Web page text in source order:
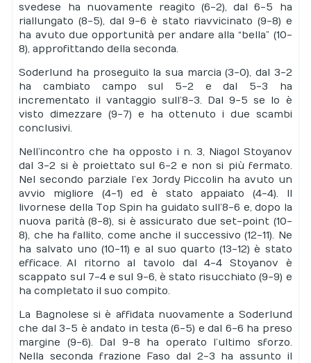
svedese ha nuovamente reagito (6-2), dal 6-5 ha
riallungato (8-5), dal 9-6 è stato riavvicinato (9-8) e
ha avuto due opportunità per andare alla “bella” (10-
8), approfittando della seconda.
Soderlund ha proseguito la sua marcia (3-0), dal 3-2
ha cambiato campo sul 5-2 e dal 5-3 ha
incrementato il vantaggio sull’8-3. Dal 9-5 se lo è
visto dimezzare (9-7) e ha ottenuto i due scambi
conclusivi.
Nell’incontro che ha opposto i n. 3, Niagol Stoyanov
dal 3-2 si è proiettato sul 6-2 e non si più fermato.
Nel secondo parziale l’ex Jordy Piccolin ha avuto un
avvio migliore (4-1) ed è stato appaiato (4-4). Il
livornese della Top Spin ha guidato sull’8-6 e, dopo la
nuova parità (8-8), si è assicurato due set-point (10-
8), che ha fallito, come anche il successivo (12-11). Ne
ha salvato uno (10-11) e al suo quarto (13-12) è stato
efficace. Al ritorno al tavolo dal 4-4 Stoyanov è
scappato sul 7-4 e sul 9-6, è stato risucchiato (9-9) e
ha completato il suo compito.
La Bagnolese si è affidata nuovamente a Soderlund
che dal 3-5 è andato in testa (6-5) e dal 6-6 ha preso
margine (9-6). Dal 9-8 ha operato l’ultimo sforzo.
Nella seconda frazione Faso dal 2-3 ha assunto il